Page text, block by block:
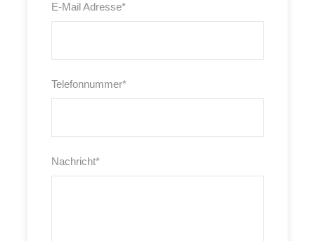
E-Mail Adresse*
Telefonnummer*
Nachricht*